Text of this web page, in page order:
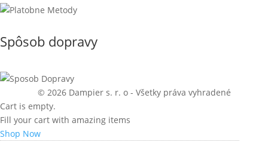
Spôsob dopravy
© 2026 Dampier s. r. o - Všetky práva vyhradené
Cart is empty.
Fill your cart with amazing items
Shop Now